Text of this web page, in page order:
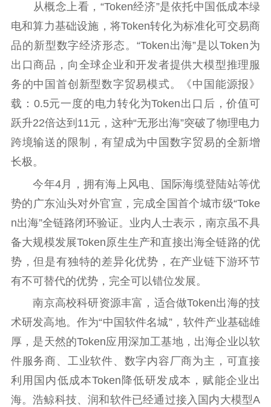
从概念上看，“Token经济”是依托中国低成本绿
电和算力基础设施，将Token转化为标准化可交易商
品的新型数字经济形态。“Token出海”是以Token为
出口商品，向全球企业和开发者提供大模型推理服
务的中国首创新型数字贸易模式。《中国能源报》
载：0.5元一度的电力转化为Token出口后，价值可
跃升22倍达到11元，这种“无形出海”突破了物理电力
跨境输送的限制，有望成为中国数字贸易的全新增
长极。
今年4月，拥有海上风电、国际海缆登陆站等优
势的广东汕头对外官宣，完成全国首个城市级“Toke
n出海”全链路闭环验证。业内人士表示，南京虽不具
备大规模发展Token原生生产和直接出海全链路的优
势，但是有独特的差异化优势，在产业链下游环节
有不可替代的优势，完全可以错位发展。
南京高校科研资源丰富，适合做Token出海的技
术研发高地。作为“中国软件名城”，软件产业基础雄
厚，是天然的Token应用深加工基地，出海企业以软
件服务商、工业软件、数字内容厂商为主，可直接
利用国内低成本Token降低研发成本，赋能企业出
海。浩鲸科技、润和软件已经通过接入国内大模型A